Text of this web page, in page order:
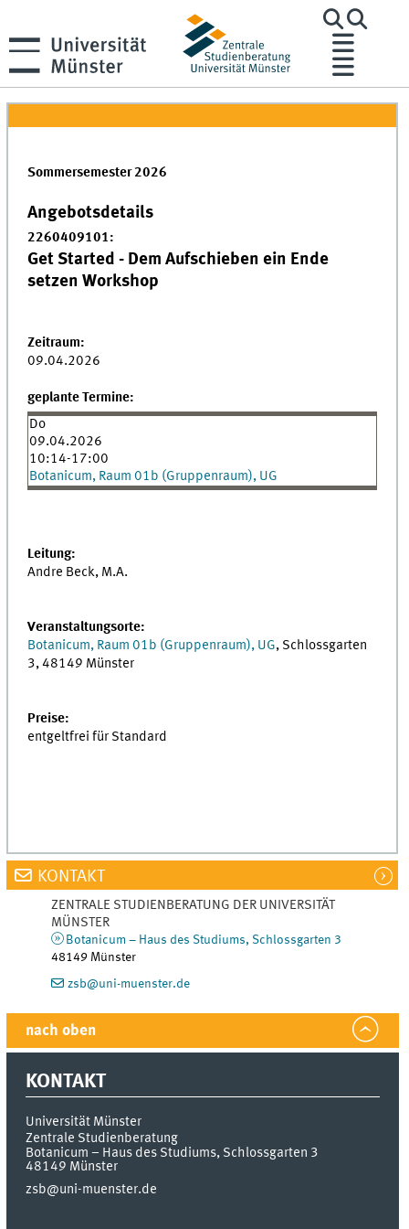
Sommersemester 2026
Angebotsdetails
2260409101:
Get Started - Dem Aufschieben ein Ende
setzen Workshop
Zeitraum:
09.04.2026
geplante Termine:
Do
09.04.2026
10:14-17:00
Botanicum, Raum 01b (Gruppenraum), UG
Leitung:
Andre Beck, M.A.
Veranstaltungsorte:
Botanicum, Raum 01b (Gruppenraum), UG, Schlossgarten
3, 48149 Münster
Preise:
entgeltfrei für Standard
KONTAKT
ZENTRALE STUDIENBERATUNG DER UNIVERSITÄT
MÜNSTER
Botanicum – Haus des Studiums, Schlossgarten 3
48149 Münster
zsb@uni-muenster.de
nach oben
KONTAKT
Universität Münster
Zentrale Studienberatung
Botanicum – Haus des Studiums, Schlossgarten 3
48149 Münster
zsb@uni-muenster.de